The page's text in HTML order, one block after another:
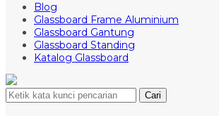
Blog
Glassboard Frame Aluminium
Glassboard Gantung
Glassboard Standing
Katalog Glassboard
Cari